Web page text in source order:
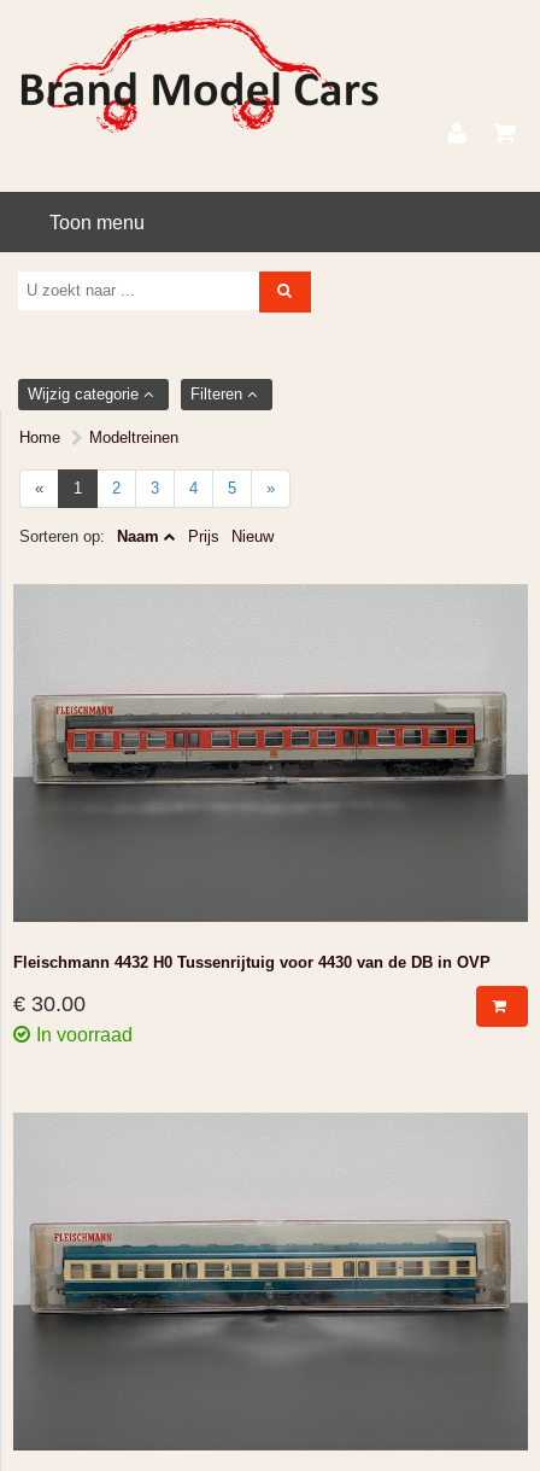
Toon menu
Wijzig categorie Filteren
Home Modeltreinen
« 1 2 3 4 5 »
Sorteren op: Naam Prijs Nieuw
Fleischmann 4432 H0 Tussenrijtuig voor 4430 van de DB in OVP
€ 30.00
In voorraad